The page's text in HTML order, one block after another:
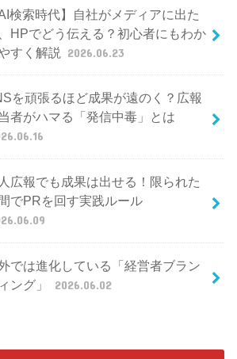
AI検索時代】自社がメディアに出た
HPでどう伝える？初心者にもわか
すく解説
2026.06.23
を頑張るほど成果が遠のく？広報
者がハマる「発信中毒」とは
広報でも成果は出せる！限られた
でPRを回す実践ルール
では進化している「経営者ブラン
ング」
2026.06.02